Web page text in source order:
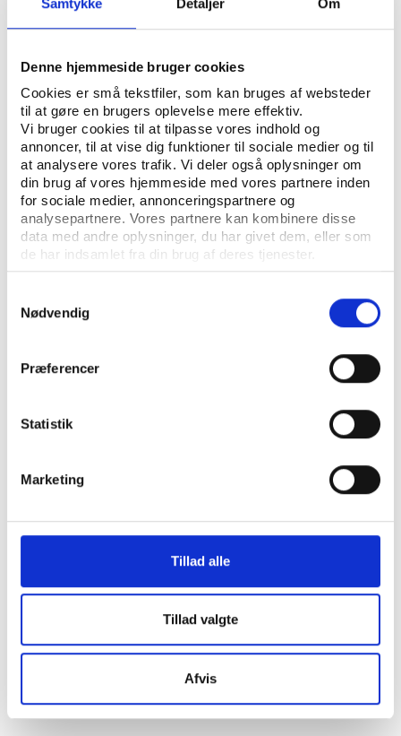
Denne hjemmeside bruger cookies
Cookies er små tekstfiler, som kan bruges af websteder
til at gøre en brugers oplevelse mere effektiv.
Vi bruger cookies til at tilpasse vores indhold og
annoncer, til at vise dig funktioner til sociale medier og til
at analysere vores trafik. Vi deler også oplysninger om
din brug af vores hjemmeside med vores partnere inden
for sociale medier, annonceringspartnere og
analysepartnere. Vores partnere kan kombinere disse
data med andre oplysninger, du har givet dem, eller som
de har indsamlet fra din brug af deres tjenester.
Nødvendig
Præferencer
Statistik
Marketing
Tillad alle
Tillad valgte
Afvis
ÅBN RAPPORT
UDGIVER: INSTITUT FOR IDRÆT, KØBENHAVNS UNIVERSITET
ANTAL SIDER: 35
Offentliggjort på Institut for Idræts hjemmeside,
KONTAKT OS
+45 3266 1030
Læs mere om instituttet
SE OGSÅ